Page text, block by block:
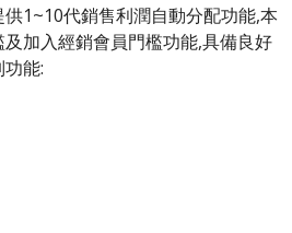
1~10代銷售利潤自動分配功能,本
加入經銷會員門檻功能,具備良好
能: